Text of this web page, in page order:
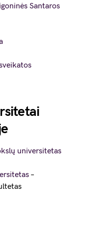
Santaros
universitetas
–